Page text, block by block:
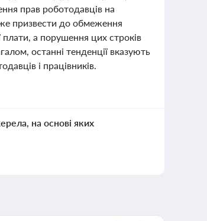
прав роботодавців на
призвести до обмеження
плати, а порушення цих строків
останні тенденції вказують
і працівників.
на основі яких